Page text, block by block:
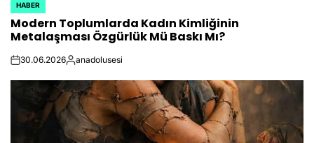
POSTED
IN
HABER
Modern Toplumlarda Kadın Kimliğinin
Metalaşması Özgürlük Mü Baskı Mı?
on30.06.2026Posted
anadolusesi